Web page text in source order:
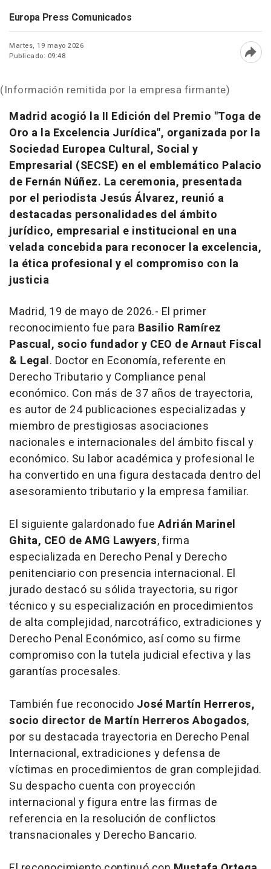
Europa Press Comunicados
Martes, 19 mayo 2026
Publicado: 09:48
(Información remitida por la empresa firmante)
Madrid acogió la II Edición del Premio "Toga de
Oro a la Excelencia Jurídica", organizada por la
Sociedad Europea Cultural, Social y
Empresarial (SECSE) en el emblemático Palacio
de Fernán Núñez. La ceremonia, presentada
por el periodista Jesús Álvarez, reunió a
destacadas personalidades del ámbito
jurídico, empresarial e institucional en una
velada concebida para reconocer la excelencia,
la ética profesional y el compromiso con la
justicia
Madrid, 19 de mayo de 2026.- El primer
reconocimiento fue para Basilio Ramírez
Pascual, socio fundador y CEO de Arnaut Fiscal
& Legal. Doctor en Economía, referente en
Derecho Tributario y Compliance penal
económico. Con más de 37 años de trayectoria,
es autor de 24 publicaciones especializadas y
miembro de prestigiosas asociaciones
nacionales e internacionales del ámbito fiscal y
económico. Su labor académica y profesional le
ha convertido en una figura destacada dentro del
asesoramiento tributario y la empresa familiar.
El siguiente galardonado fue Adrián Marinel
Ghita, CEO de AMG Lawyers, firma
especializada en Derecho Penal y Derecho
penitenciario con presencia internacional. El
jurado destacó su sólida trayectoria, su rigor
técnico y su especialización en procedimientos
de alta complejidad, narcotráfico, extradiciones y
Derecho Penal Económico, así como su firme
compromiso con la tutela judicial efectiva y las
garantías procesales.
También fue reconocido José Martín Herreros,
socio director de Martín Herreros Abogados,
por su destacada trayectoria en Derecho Penal
Internacional, extradiciones y defensa de
víctimas en procedimientos de gran complejidad.
Su despacho cuenta con proyección
internacional y figura entre las firmas de
referencia en la resolución de conflictos
transnacionales y Derecho Bancario.